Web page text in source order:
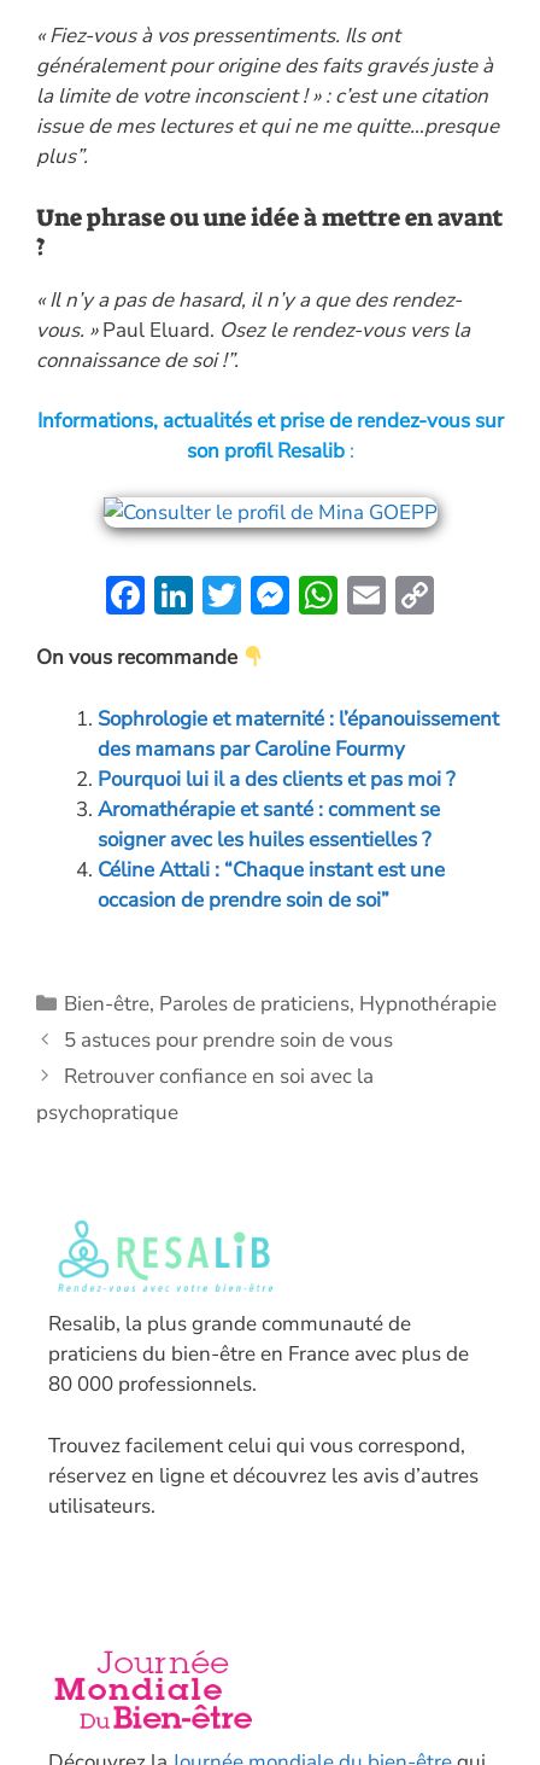
« Fiez-vous à vos pressentiments. Ils ont
généralement pour origine des faits gravés juste à
la limite de votre inconscient ! » : c’est une citation
issue de mes lectures et qui ne me quitte…presque
plus”.
Une phrase ou une idée à mettre en avant
?
« Il n’y a pas de hasard, il n’y a que des rendez-
vous. »Paul Eluard. Osez le rendez-vous vers la
connaissance de soi !”.
Informations, actualités et prise de rendez-vous sur
son profil Resalib:
F
e
b
o
o
k
Li
k
e
dI
n
T
w
itt
er
M
n
g
er
W
s
A
p
p
E
l y
n
On vous recommande
Sophrologie et maternité : l’épanouissement
des mamans par Caroline Fourmy
Pourquoi lui il a des clients et pas moi ?
Aromathérapie et santé : comment se
soigner avec les huiles essentielles ?
Céline Attali : “Chaque instant est une
occasion de prendre soin de soi”
Catégories
Bien-être, Paroles de praticiens, Hypnothérapie
5 astuces pour prendre soin de vous
Retrouver confiance en soi avec la
psychopratique
Resalib, la plus grande communauté de
praticiens du bien-être en France avec plus de
80 000 professionnels.
Trouvez facilement celui qui vous correspond,
réservez en ligne et découvrez les avis d’autres
utilisateurs.